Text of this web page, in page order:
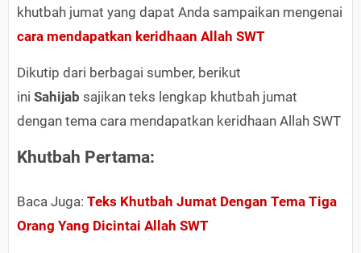
khutbah jumat yang dapat Anda sampaikan mengenai
cara mendapatkan keridhaan Allah SWT
Dikutip dari berbagai sumber, berikut
ini Sahijab sajikan teks lengkap khutbah jumat
dengan tema cara mendapatkan keridhaan Allah SWT
Khutbah Pertama:
Baca Juga: Teks Khutbah Jumat Dengan Tema Tiga
Orang Yang Dicintai Allah SWT